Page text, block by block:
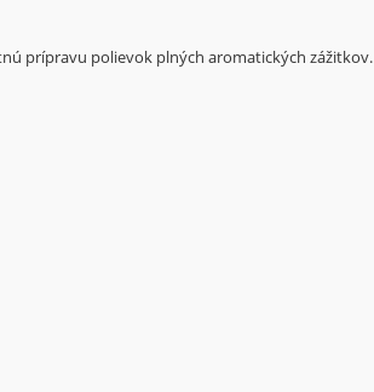
prípravu polievok plných aromatických zážitkov.